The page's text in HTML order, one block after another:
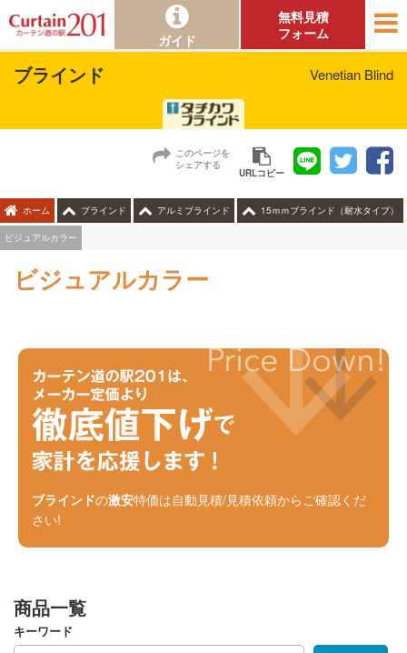
ガイド
無料見積
フォーム
ブラインド Venetian Blind
このページを
シェアする
URLコピー
ホーム ブラインド アルミブラインド 15ｍｍブラインド（耐水タイプ）
ビジュアルカラー
ビジュアルカラー
ブラインドの激安特価は自動見積/見積依頼からご確認くだ
さい!
商品一覧
キーワード